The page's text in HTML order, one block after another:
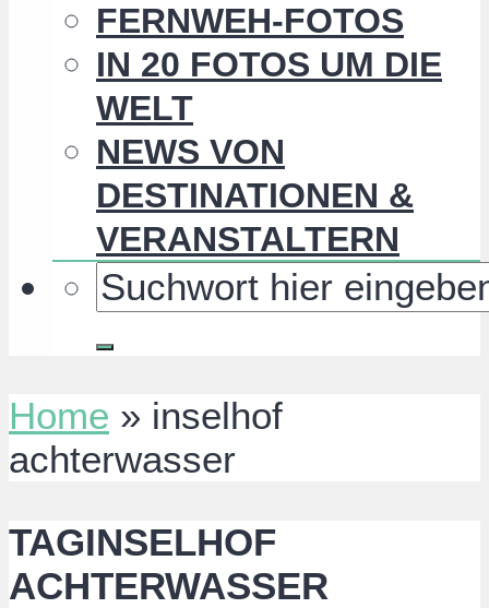
FERNWEH-FOTOS
IN 20 FOTOS UM DIE
WELT
NEWS VON
DESTINATIONEN &
VERANSTALTERN
Home » inselhof
achterwasser
TAGINSELHOF
ACHTERWASSER